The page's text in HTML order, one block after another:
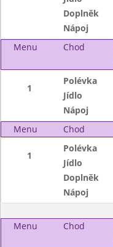
Doplněk
Nápoj
Menu
Chod
1
Polévka
Jídlo
Nápoj
Menu
Chod
1
Polévka
Jídlo
Doplněk
Nápoj
Menu Chod